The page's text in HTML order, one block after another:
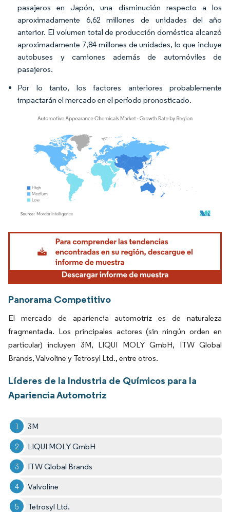
pasajeros en Japón, una disminución respecto a los
aproximadamente 6,62 millones de unidades del año
anterior. El volumen total de producción doméstica alcanzó
aproximadamente 7,84 millones de unidades, lo que incluye
autobuses y camiones además de automóviles de
pasajeros.
Por lo tanto, los factores anteriores probablemente
impactarán el mercado en el período pronosticado.
Imagen © Mordor Intelligence. El uso requiere atribución según CC BY 4.0.
Panorama Competitivo
El mercado de apariencia automotriz es de naturaleza
fragmentada. Los principales actores (sin ningún orden en
particular) incluyen 3M, LIQUI MOLY GmbH, ITW Global
Brands, Valvoline y Tetrosyl Ltd., entre otros.
Líderes de la Industria de Químicos para la
Apariencia Automotriz
3M
LIQUI MOLY GmbH
ITW Global Brands
Valvoline
Tetrosyl Ltd.